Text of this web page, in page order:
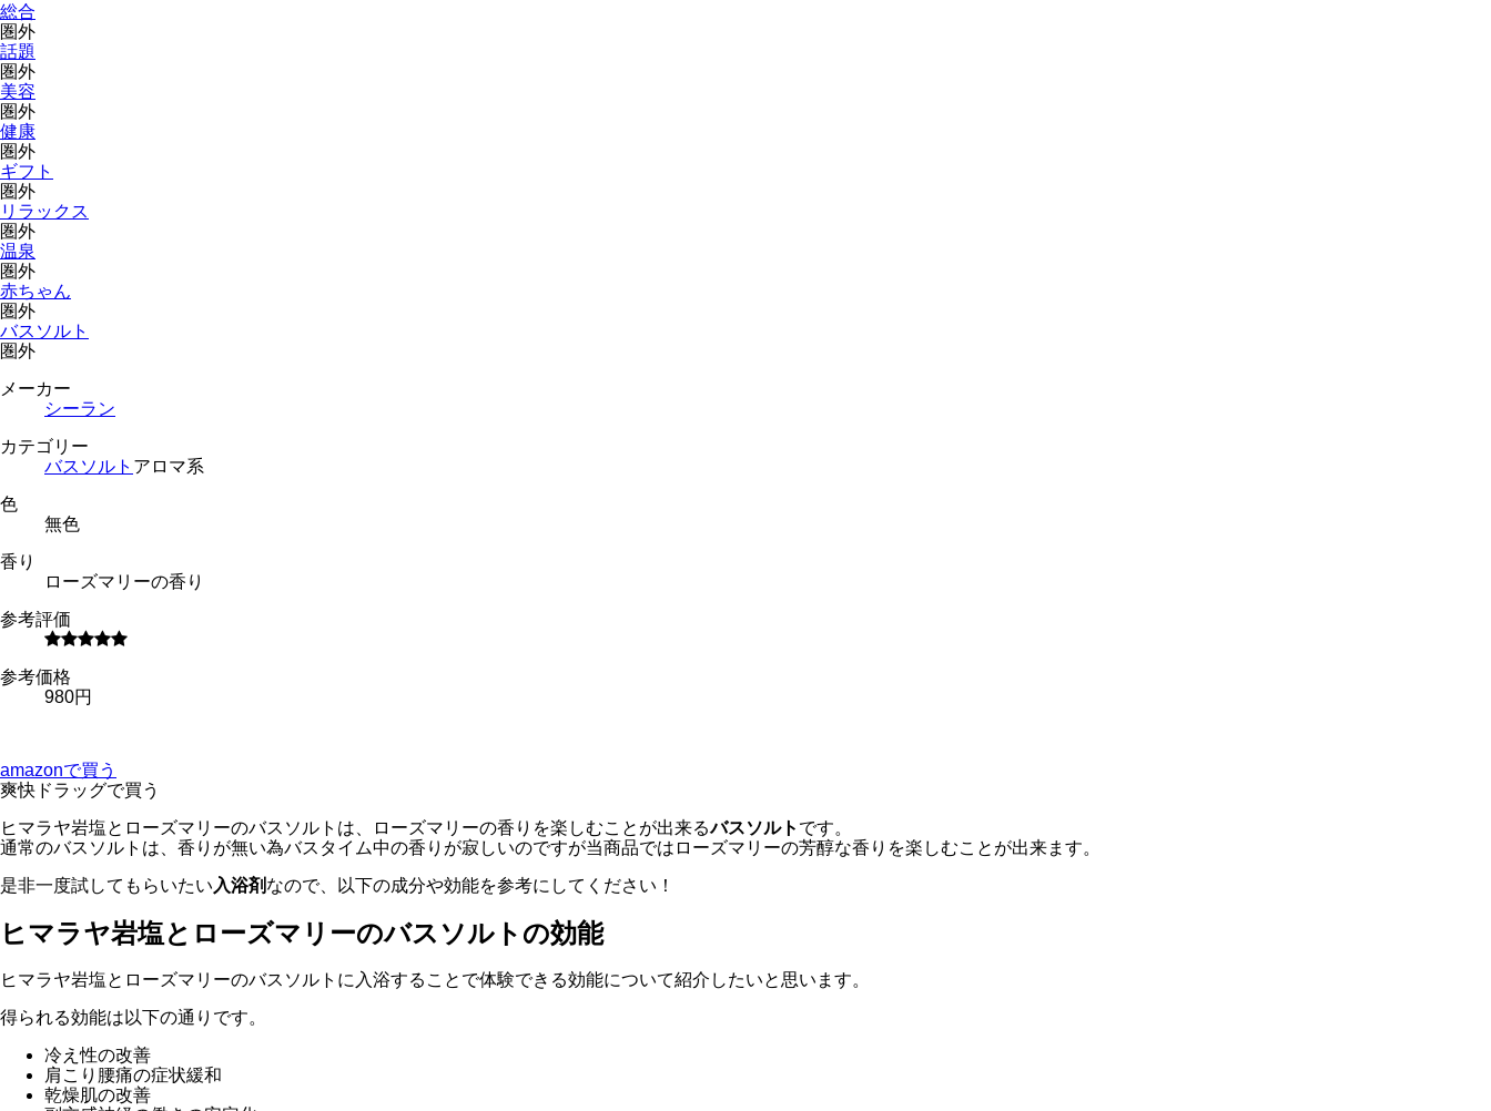
総合
圏外
話題
圏外
美容
圏外
健康
圏外
ギフト
圏外
リラックス
圏外
温泉
圏外
赤ちゃん
圏外
バスソルト
圏外
メーカー
シーラン
カテゴリー
バスソルト アロマ系
色
無色
香り
ローズマリーの香り
参考評価
参考価格
980円
amazonで買う
爽快ドラッグで買う
ヒマラヤ岩塩とローズマリーのバスソルトは、ローズマリーの香りを楽しむことが出来るバスソルト です。
通常のバスソルトは、香りが無い為バスタイム中の香りが寂しいのですが当商品ではローズマリーの芳醇な香りを楽しむことが出来ます。
是非一度試してもらいたい 入浴剤 なので、以下の成分や効能を参考にしてください！
ヒマラヤ岩塩とローズマリーのバスソルトの効能
ヒマラヤ岩塩とローズマリーのバスソルトに入浴することで体験できる効能について紹介したいと思います。
得られる効能は以下の通りです。
冷え性の改善
肩こり腰痛の症状緩和
乾燥肌の改善